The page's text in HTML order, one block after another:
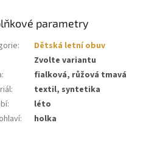
parametry
:
Dětská letní obuv
Zvolte variantu
:
fialková, růžová tmavá
:
textil, syntetika
:
léto
: holka